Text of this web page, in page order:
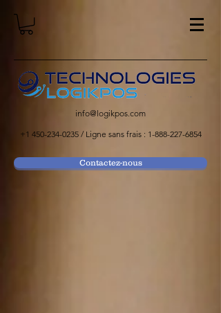
info@logikpos.com
+1 450-234-0235/ Ligne sans frais : 1-888-227-6854
Contactez-nous